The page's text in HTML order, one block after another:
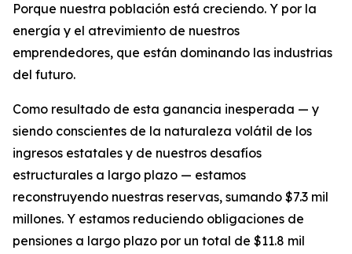
Porque nuestra población está creciendo. Y por la
energía y el atrevimiento de nuestros
emprendedores, que están dominando las industrias
del futuro.
Como resultado de esta ganancia inesperada — y
siendo conscientes de la naturaleza volátil de los
ingresos estatales y de nuestros desafíos
estructurales a largo plazo — estamos
reconstruyendo nuestras reservas, sumando $7.3 mil
millones. Y estamos reduciendo obligaciones de
pensiones a largo plazo por un total de $11.8 mil